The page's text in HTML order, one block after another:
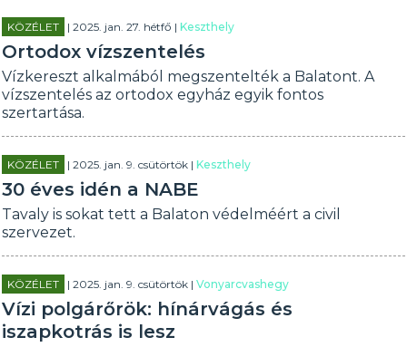
KÖZÉLET | 2025. jan. 27. hétfő |Keszthely
Ortodox vízszentelés
Vízkereszt alkalmából megszentelték a Balatont. A
vízszentelés az ortodox egyház egyik fontos
szertartása.
KÖZÉLET | 2025. jan. 9. csütörtök |Keszthely
30 éves idén a NABE
Tavaly is sokat tett a Balaton védelméért a civil
szervezet.
KÖZÉLET | 2025. jan. 9. csütörtök |Vonyarcvashegy
Vízi polgárőrök: hínárvágás és
iszapkotrás is lesz